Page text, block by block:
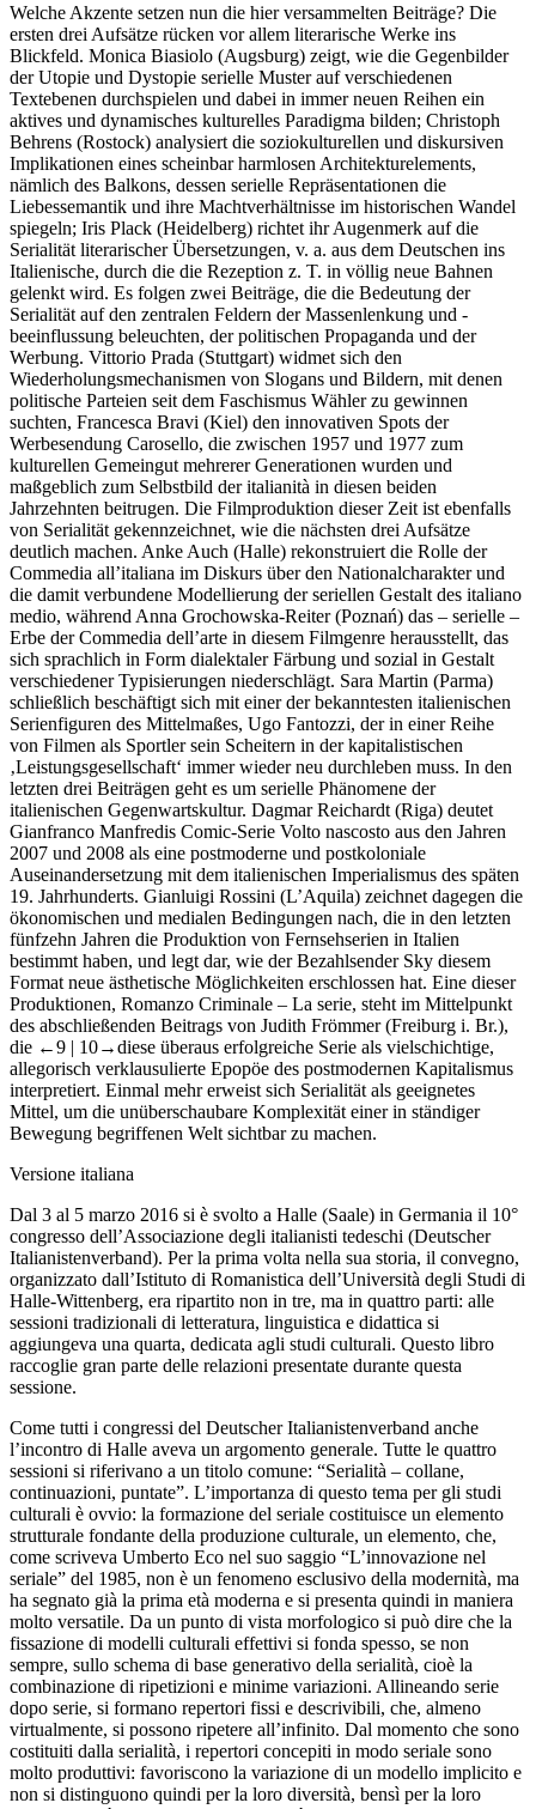
Welche Akzente setzen nun die hier versammelten Beiträge? Die
ersten drei Aufsätze rücken vor allem literarische Werke ins
Blickfeld. Monica Biasiolo (Augsburg) zeigt, wie die Gegenbilder
der Utopie und Dystopie serielle Muster auf verschiedenen
Textebenen durchspielen und dabei in immer neuen Reihen ein
aktives und dynamisches kulturelles Paradigma bilden; Christoph
Behrens (Rostock) analysiert die soziokulturellen und diskursiven
Implikationen eines scheinbar harmlosen Architekturelements,
nämlich des Balkons, dessen serielle Repräsentationen die
Liebessemantik und ihre Machtverhältnisse im historischen Wandel
spiegeln; Iris Plack (Heidelberg) richtet ihr Augenmerk auf die
Serialität literarischer Übersetzungen, v. a. aus dem Deutschen ins
Italienische, durch die die Rezeption z. T. in völlig neue Bahnen
gelenkt wird. Es folgen zwei Beiträge, die die Bedeutung der
Serialität auf den zentralen Feldern der Massenlenkung und -
beeinflussung beleuchten, der politischen Propaganda und der
Werbung. Vittorio Prada (Stuttgart) widmet sich den
Wiederholungsmechanismen von Slogans und Bildern, mit denen
politische Parteien seit dem Faschismus Wähler zu gewinnen
suchten, Francesca Bravi (Kiel) den innovativen Spots der
Werbesendung Carosello, die zwischen 1957 und 1977 zum
kulturellen Gemeingut mehrerer Generationen wurden und
maßgeblich zum Selbstbild deritalianità in diesen beiden
Jahrzehnten beitrugen. Die Filmproduktion dieser Zeit ist ebenfalls
von Serialität gekennzeichnet, wie die nächsten drei Aufsätze
deutlich machen. Anke Auch (Halle) rekonstruiert die Rolle der
Commedia all’italiana im Diskurs über den Nationalcharakter und
die damit verbundene Modellierung der seriellen Gestalt des italiano
medio, während Anna Grochowska-Reiter (Poznań) das – serielle –
Erbe der Commedia dell’arte in diesem Filmgenre herausstellt, das
sich sprachlich in Form dialektaler Färbung und sozial in Gestalt
verschiedener Typisierungen niederschlägt. Sara Martin (Parma)
schließlich beschäftigt sich mit einer der bekanntesten italienischen
Serienfiguren des Mittelmaßes, Ugo Fantozzi, der in einer Reihe
von Filmen als Sportler sein Scheitern in der kapitalistischen
‚Leistungsgesellschaft‘ immer wieder neu durchleben muss. In den
letzten drei Beiträgen geht es um serielle Phänomene der
italienischen Gegenwartskultur. Dagmar Reichardt (Riga) deutet
Gianfranco Manfredis Comic-Serie Volto nascosto aus den Jahren
2007 und 2008 als eine postmoderne und postkoloniale
Auseinandersetzung mit dem italienischen Imperialismus des späten
19. Jahrhunderts. Gianluigi Rossini (L’Aquila) zeichnet dagegen die
ökonomischen und medialen Bedingungen nach, die in den letzten
fünfzehn Jahren die Produktion von Fernsehserien in Italien
bestimmt haben, und legt dar, wie der Bezahlsender Sky diesem
Format neue ästhetische Möglichkeiten erschlossen hat. Eine dieser
Produktionen, Romanzo Criminale – La serie, steht im Mittelpunkt
des abschließenden Beitrags von Judith Frömmer (Freiburg i. Br.),
die ←9 | 10→diese überaus erfolgreiche Serie als vielschichtige,
allegorisch verklausulierte Epopöe des postmodernen Kapitalismus
interpretiert. Einmal mehr erweist sich Serialität als geeignetes
Mittel, um die unüberschaubare Komplexität einer in ständiger
Bewegung begriffenen Welt sichtbar zu machen.
Versione italiana
Dal 3 al 5 marzo 2016 si è svolto a Halle (Saale) in Germania il 10°
congresso dell’Associazione degli italianisti tedeschi (Deutscher
Italianistenverband). Per la prima volta nella sua storia, il convegno,
organizzato dall’Istituto di Romanistica dell’Università degli Studi di
Halle-Wittenberg, era ripartito non in tre, ma in quattro parti: alle
sessioni tradizionali di letteratura, linguistica e didattica si
aggiungeva una quarta, dedicata agli studi culturali. Questo libro
raccoglie gran parte delle relazioni presentate durante questa
sessione.
Come tutti i congressi del Deutscher Italianistenverband anche
l’incontro di Halle aveva un argomento generale. Tutte le quattro
sessioni si riferivano a un titolo comune: “Serialità – collane,
continuazioni, puntate”. L’importanza di questo tema per gli studi
culturali è ovvio: la formazione del seriale costituisce un elemento
strutturale fondante della produzione culturale, un elemento, che,
come scriveva Umberto Eco nel suo saggio “L’innovazione nel
seriale” del 1985, non è un fenomeno esclusivo della modernità, ma
ha segnato già la prima età moderna e si presenta quindi in maniera
molto versatile. Da un punto di vista morfologico si può dire che la
fissazione di modelli culturali effettivi si fonda spesso, se non
sempre, sullo schema di base generativo della serialità, cioè la
combinazione di ripetizioni e minime variazioni. Allineando serie
dopo serie, si formano repertori fissi e descrivibili, che, almeno
virtualmente, si possono ripetere all’infinito. Dal momento che sono
costituiti dalla serialità, i repertori concepiti in modo seriale sono
molto produttivi: favoriscono la variazione di un modello implicito e
non si distinguono quindi per la loro diversità, bensì per la loro